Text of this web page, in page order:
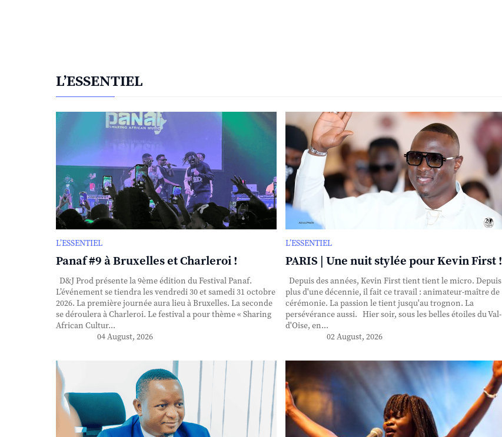
L’ESSENTIEL
L’ESSENTIEL
Panaf #9 à Bruxelles et Charleroi !
D&J Prod présente la 9ème édition du Festival Panaf.
L’événement se tiendra les vendredi 30 et samedi 31 octobre
2026. La première journée aura lieu à Bruxelles. La seconde
se déroulera à Charleroi. Le festival a pour thème « Sharing
African Cultur...
04 August, 2026
L’ESSENTIEL
PARIS | Une nuit stylée pour Kevin First !
Depuis des années, Kevin First tient tient le micro. Depuis
plus d'une décennie, il fait ce travail : animateur-maître de
cérémonie. La passion le tient jusqu'au trognon. La
persévérance aussi. Hier soir, sous les belles étoiles du Val-
d'Oise, en...
02 August, 2026